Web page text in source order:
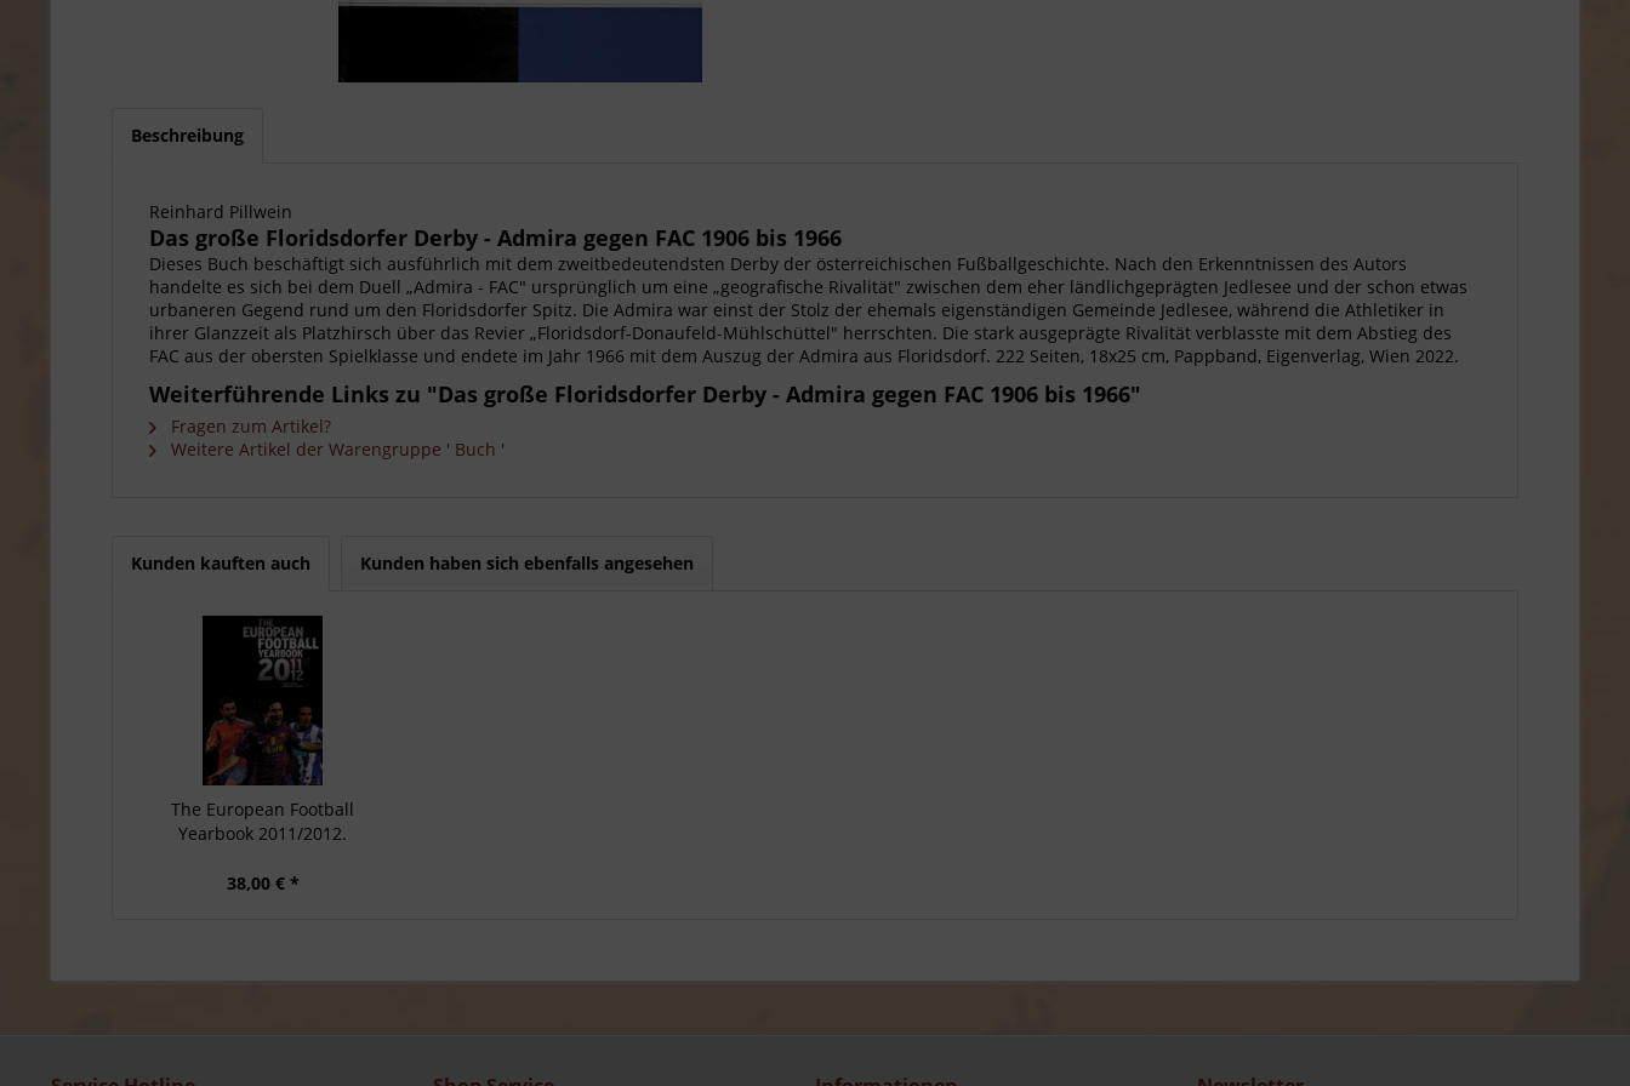
Beschreibung
Reinhard Pillwein
Das große Floridsdorfer Derby - Admira gegen FAC 1906 bis 1966
Dieses Buch beschäftigt sich ausführlich mit dem zweitbedeutendsten Derby der österreichischen Fußballgeschichte. Nach den Erkenntnissen des Autors
handelte es sich bei dem Duell „Admira - FAC" ursprünglich um eine „geografische Rivalität" zwischen dem eher ländlichgeprägten Jedlesee und der schon etwas
urbaneren Gegend rund um den Floridsdorfer Spitz. Die Admira war einst der Stolz der ehemals eigenständigen Gemeinde Jedlesee, während die Athletiker in
ihrer Glanzzeit als Platzhirsch über das Revier „Floridsdorf-Donaufeld-Mühlschüttel" herrschten. Die stark ausgeprägte Rivalität verblasste mit dem Abstieg des
FAC aus der obersten Spielklasse und endete im Jahr 1966 mit dem Auszug der Admira aus Floridsdorf. 222 Seiten, 18x25 cm, Pappband, Eigenverlag, Wien 2022.
Weiterführende Links zu "Das große Floridsdorfer Derby - Admira gegen FAC 1906 bis 1966"
Fragen zum Artikel?
Weitere Artikel der Warengruppe ' Buch '
Kunden kauften auch Kunden haben sich ebenfalls angesehen
The European Football
Yearbook 2011/2012.
38,00 € *